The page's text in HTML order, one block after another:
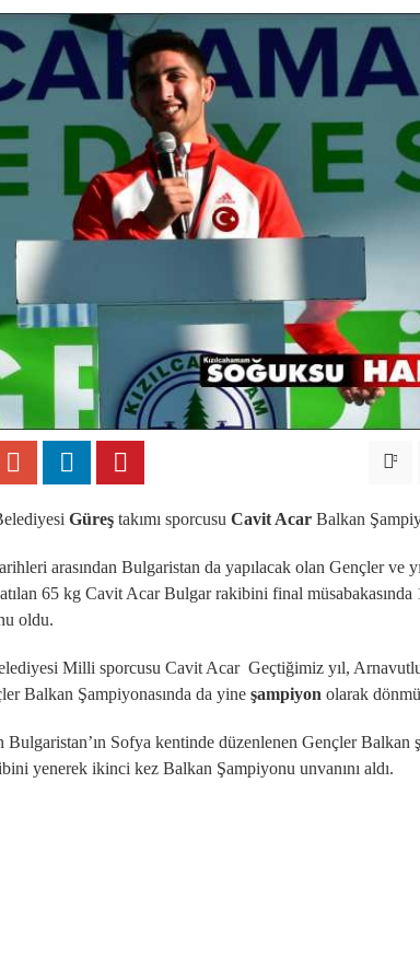
Güreş takımı sporcusu Cavit Acar Balkan
arasından Bulgaristan da yapılacak olan Gençler ve
65 kg Cavit Acar Bulgar rakibini final müsabakasında
oldu.
Milli sporcusu Cavit Acar Geçtiğimiz yıl,
Balkan Şampiyonasında da yine şampiyon olarak
Sofya kentinde düzenlenen Gençler Balkan
yenerek ikinci kez Balkan Şampiyonu unvanını aldı.